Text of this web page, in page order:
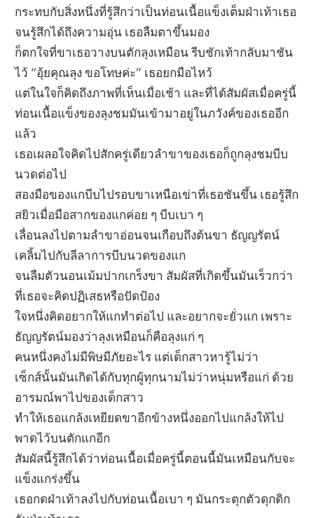
กระทบกับสิ่งหนึ่งที่รู้สึกว่าเป็นท่อนเนื้อแข็งเต็มฝ่าเท้าเธอ
จนรู้สึกได้ถึงความอุ่น เธอลืมตาขึ้นมอง
ก็ตกใจที่ขาเธอวางบนตักลุงเหมือน รีบชักเท้ากลับมาชัน
ไว้ “อุ้ยคุณลุง ขอโทษค่ะ” เธอยกมือไหว้
แต่ในใจก็คิดถึงภาพที่เห็นเมื่อเช้า และที่ได้สัมผัสเมื่อครู่นี้
ท่อนเนื้อแข็งของลุงชมมันเข้ามาอยู่ในภวังค์ของเธออีก
แล้ว
เธอเผลอใจคิดไปสักครู่เดียวลำขาของเธอก็ถูกลุงชมบีบ
นวดต่อไป
สองมือของแกบีบไปรอบขาเหนือเข่าที่เธอชันขึ้น เธอรู้สึก
สยิวเมื่อมือสากของแกค่อย ๆ บีบเบา ๆ
เลื่อนลงไปตามลำขาอ่อนจนเกือบถึงต้นขา ธัญญรัตน์
เคลิ้มไปกับลีลาการบีบนวดของแก
จนลืมตัวนอนเม้มปากเกร็งขา สัมผัสที่เกิดขึ้นมันเร็วกว่า
ที่เธอจะคิดปฏิเสธหรือปัดป้อง
ใจหนึ่งคิดอยากให้แกทำต่อไป และอยากจะยั่วแก เพราะ
ธัญญรัตน์มองว่าลุงเหมือนก็คือลุงแก่ ๆ
คนหนึ่งคงไม่มีพิษมีภัยอะไร แต่เด็กสาวหารู้ไม่ว่า
เซ็กส์นั้นมันเกิดได้กับทุกผู้ทุกนามไม่ว่าหนุ่มหรือแก่ ด้วย
อารมณ์พาไปของเด็กสาว
ทำให้เธอแกล้งเหยียดขาอีกข้างหนึ่งออกไปแกล้งให้ไป
พาดไว้บนตักแกอีก
สัมผัสนี้รู้สึกได้ว่าท่อนเนื้อเมื่อครู่นี้ตอนนี้มันเหมือนกับจะ
แข็งแกร่งขึ้น
เธอกดฝ่าเท้าลงไปกับท่อนเนื้อเบา ๆ มันกระตุกตัวดุกดิก